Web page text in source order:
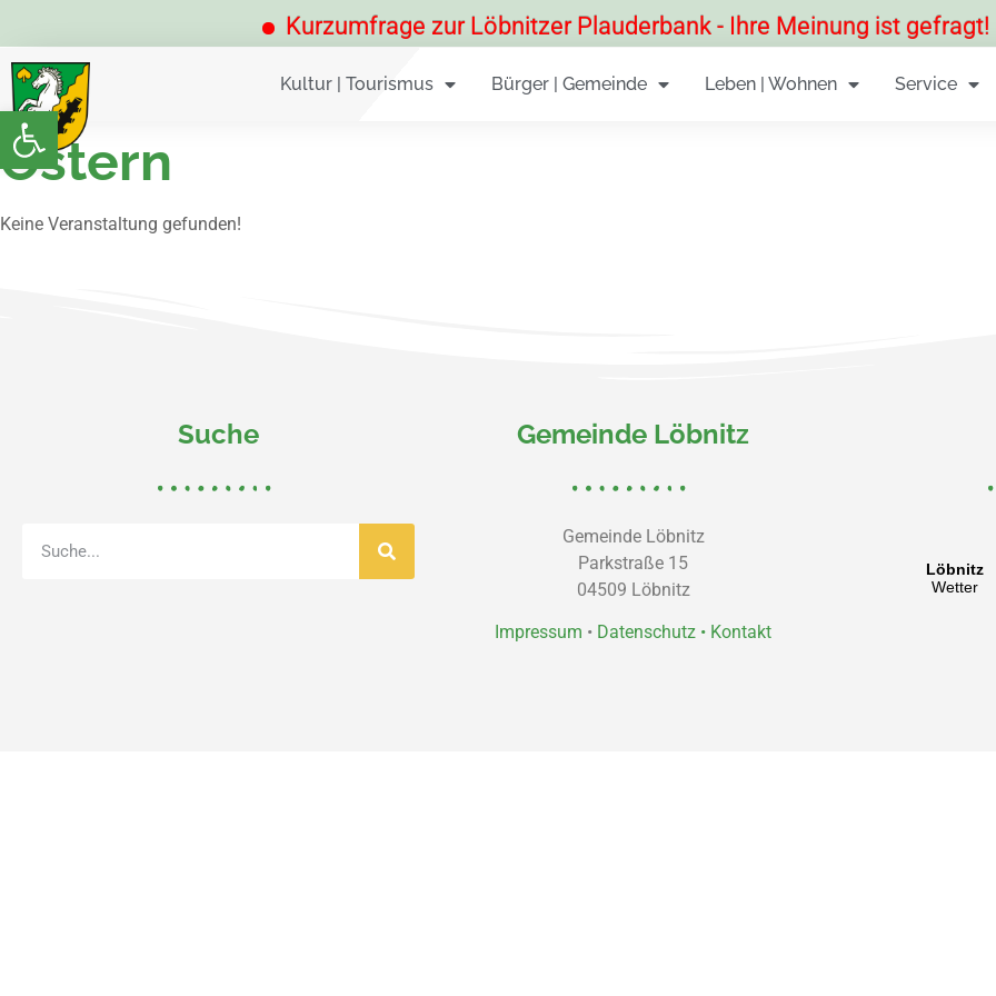
Werkzeugleiste öffnen
Kurzumfrage zur Löbnitzer Plauderbank - Ihre Meinung ist gefragt!
Kultur | Tourismus Bürger | Gemeinde Leben | Wohnen Service
Ostern
Keine Veranstaltung gefunden!
Suche Gemeinde Löbnitz
Gemeinde Löbnitz
Parkstraße 15
04509 Löbnitz
Impressum • Datenschutz • Kontakt